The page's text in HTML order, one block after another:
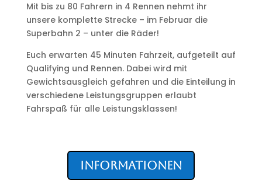
Mit bis zu 80 Fahrern in 4 Rennen nehmt ihr
unsere komplette Strecke – im Februar die
Superbahn 2 – unter die Räder!
Euch erwarten 45 Minuten Fahrzeit, aufgeteilt auf
Qualifying und Rennen. Dabei wird mit
Gewichtsausgleich gefahren und die Einteilung in
verschiedene Leistungsgruppen erlaubt
Fahrspaß für alle Leistungsklassen!
Informationen